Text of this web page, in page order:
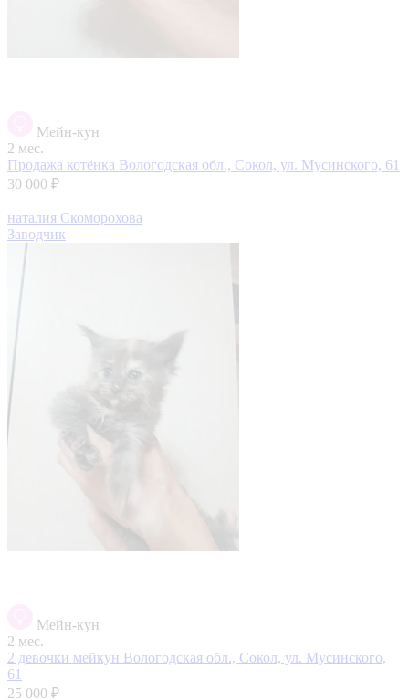
Мейн-кун
2 мес.
Продажа котёнка Вологодская обл., Сокол, ул. Мусинского, 61
30 000 ₽
наталия Скоморохова
Заводчик
Мейн-кун
2 мес.
2 девочки мейкун Вологодская обл., Сокол, ул. Мусинского,
61
25 000 ₽